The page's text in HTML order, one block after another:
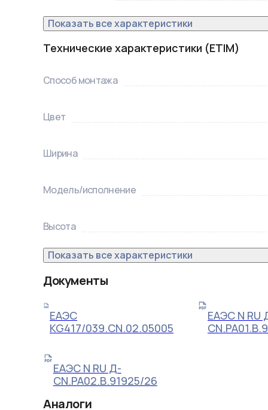
Показать все характеристики
Технические характеристики (ETIM)
Способ монтажа
Цвет
Ширина
Модель/исполнение
Высота
Показать все характеристики
Документы
ЕАЭС
KG417/039.CN.02.05005
ЕАЭС N RU
ЕАЭС N RU Д-
CN.РА02.В.91925/26
Аналоги